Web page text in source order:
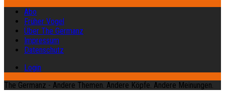
Abo
Früher Vogel
Über The Germanz
Impressum
Datenschutz
Login
The Germanz - Andere Themen. Andere Köpfe. Andere Meinungen.